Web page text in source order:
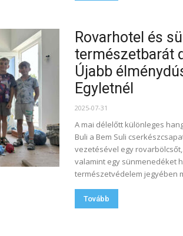
Rovarhotel és
természetbarát
Újabb
Egyletnél
2025-07-31
A mai délelőtt különleges
Buli a Bem Suli
vezetésével egy
valamint egy sünmenedéket
természetvédelem jegyében
Tovább